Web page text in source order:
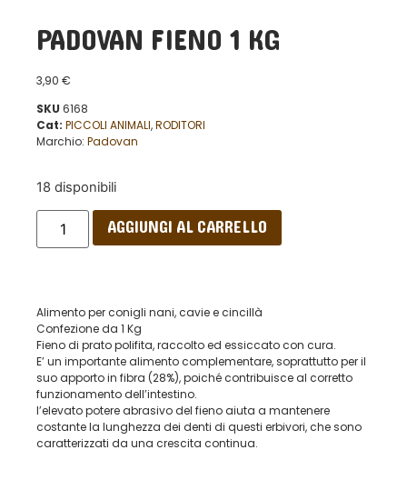
PADOVAN FIENO 1 KG
3,90 €
SKU 6168
Cat: PICCOLI ANIMALI,RODITORI
Marchio: Padovan
18 disponibili
AGGIUNGI AL CARRELLO
Alimento per conigli nani, cavie e cincillà
Confezione da 1 Kg
Fieno di prato polifita, raccolto ed essiccato con cura.
E’ un importante alimento complementare, soprattutto per il
suo apporto in fibra (28%), poiché contribuisce al corretto
funzionamento dell’intestino.
l’elevato potere abrasivo del fieno aiuta a mantenere
costante la lunghezza dei denti di questi erbivori, che sono
caratterizzati da una crescita continua.